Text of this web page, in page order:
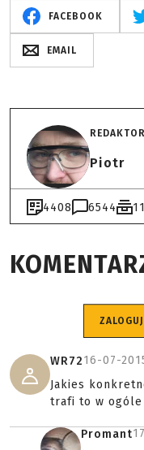
FACEBOOK
EMAIL
REDAKTOR
Piotr
4408 6544 11
WR7216-07-
Jakies
trafi to w ogóle
Promant